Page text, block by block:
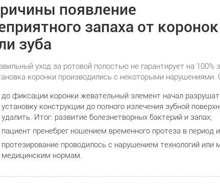
появление
запаха от коронок
зуба
уход за ротовой полостью не гарантирует на 100%
коронки производились с некоторыми нарушениями.
до фиксации коронки жевательный элемент начал
установку конструкции до полного излечения зубной
удалить. Итог: развитие болезнетворных бактерий и запах;
пациент пренебрег ношением временного протеза в период
протезирование проводилось с нарушением технологий или
медицинским нормам.